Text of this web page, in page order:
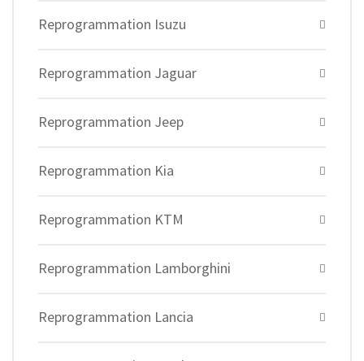
Reprogrammation Isuzu
Reprogrammation Jaguar
Reprogrammation Jeep
Reprogrammation Kia
Reprogrammation KTM
Reprogrammation Lamborghini
Reprogrammation Lancia